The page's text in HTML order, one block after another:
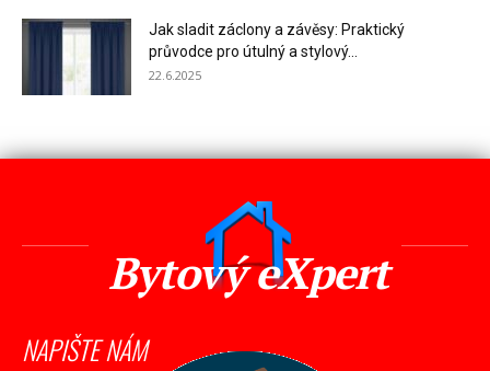
Jak sladit záclony a závěsy: Praktický
průvodce pro útulný a stylový...
22.6.2025
Bytový eXpert
NAPIŠTE NÁM